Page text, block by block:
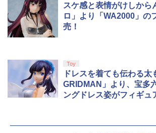
スケ感と表情がけしから
ロ」より「WA2000」の
売！
Toy
ドレスを着ても伝わる
GRIDMAN」より、宝多
ングドレス姿がフィギュ